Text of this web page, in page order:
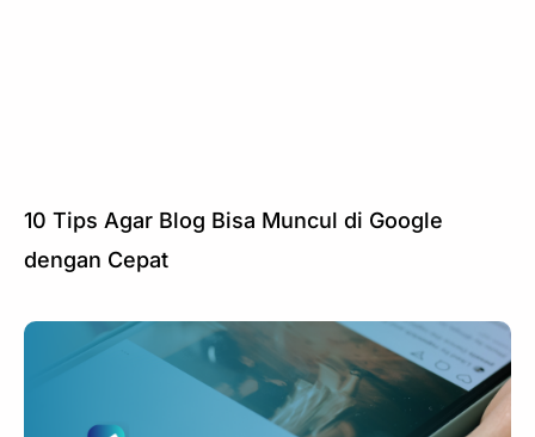
10 Tips Agar Blog Bisa Muncul di Google
dengan Cepat